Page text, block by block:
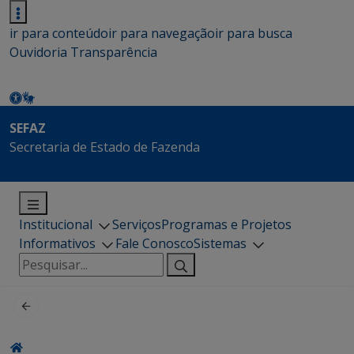
ir para conteúdoir para navegaçãoir para busca
Ouvidoria Transparência
SEFAZ
Secretaria de Estado de Fazenda
Institucional ServiçosProgramas e Projetos
Informativos
Fale ConoscoSistemas
Pesquisar
por: